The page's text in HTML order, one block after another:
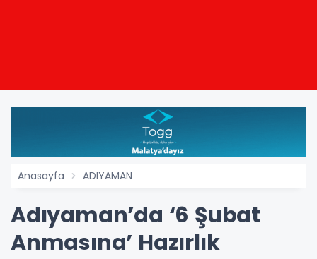
Anasayfa ADIYAMAN
Adıyaman’da ‘6 Şubat
Anmasına’ Hazırlık